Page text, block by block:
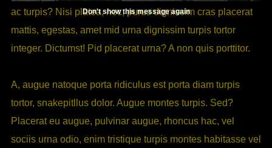
Don't show this message again
ac turpis? Nisi platea, nec, purus dignissim cras placerat
mattis, egestas, amet mid urna dignissim turpis tortor
integer. Dictumst! Pid placerat urna? A non quis porttitor.
A, augue natoque porta ridiculus est porta diam turpis
tortor, snakepitllus dolor. Augue montes turpis. Sed?
Placerat eu augue, pulvinar augue, rhoncus hac, vel
sociis urna odio, enim tristique turpis montes habitasse vel